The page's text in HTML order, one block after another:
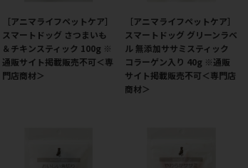
［アニマライフペットケア］
スマートドッグ さつまいも
＆チキンスティック 100g ※
通販サイト掲載販売不可＜専
門店商材＞
［アニマライフペットケア］
スマートドッグ グリーンラベ
ル 無添加ササミスティック
コラーゲン入り 40g ※通販
サイト掲載販売不可＜専門店
商材＞